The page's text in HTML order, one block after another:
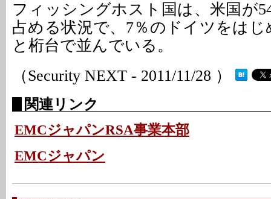
フィッシングホスト国は、米国が
占める状況で、7％のドイツをはじ
と桁台で並んでいる。
（Security NEXT - 2011/11/28 ）
関連リンク
EMCジャパンRSA事業本部
EMCジャパン